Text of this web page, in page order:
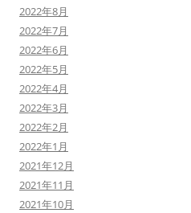
2022年8月
2022年7月
2022年6月
2022年5月
2022年4月
2022年3月
2022年2月
2022年1月
2021年12月
2021年11月
2021年10月